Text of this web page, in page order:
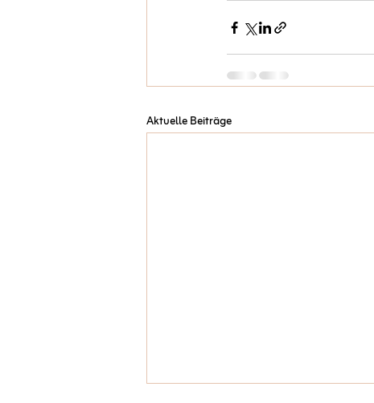
Aktuelle Beiträge